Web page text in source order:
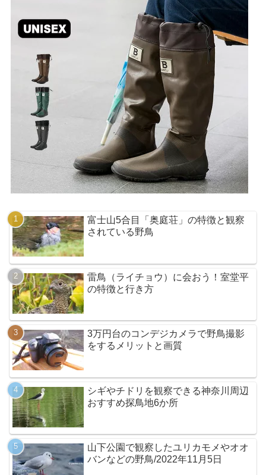
富士山5合目「奥庭荘」の特徴と観察
されている野鳥
雷鳥（ライチョウ）に会おう！室堂平
の特徴と行き方
3万円台のコンデジカメラで野鳥撮影
をするメリットと画質
シギやチドリを観察できる神奈川周辺
おすすめ探鳥地6か所
山下公園で観察したユリカモメやオオ
バンなどの野鳥/2022年11月5日